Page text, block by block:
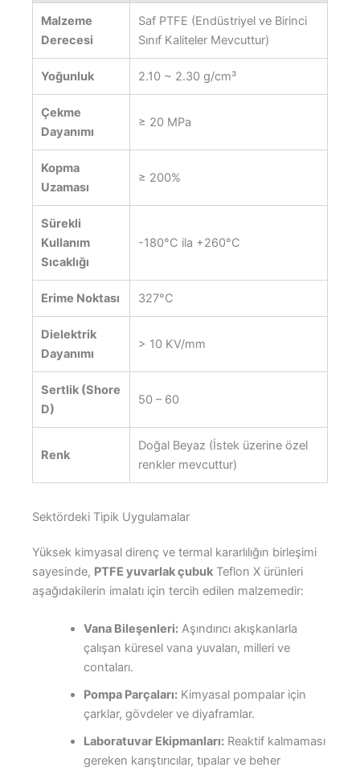
Malzeme
Derecesi
Saf PTFE (Endüstriyel ve Birinci
Sınıf Kaliteler Mevcuttur)
Yoğunluk 2.10 ~ 2.30 g/cm³
Çekme
Dayanımı
≥ 20 MPa
Kopma
Uzaması
≥ 200%
Sürekli
Kullanım
Sıcaklığı
-180°C ila +260°C
Erime Noktası 327°C
Dielektrik
Dayanımı
> 10 KV/mm
Sertlik (Shore
D)
50 – 60
Renk
Doğal Beyaz (İstek üzerine özel
renkler mevcuttur)
Sektördeki Tipik Uygulamalar
Yüksek kimyasal direnç ve termal kararlılığın birleşimi
sayesinde, PTFE yuvarlak çubuk Teflon X ürünleri
aşağıdakilerin imalatı için tercih edilen malzemedir:
Vana Bileşenleri:Aşındırıcı akışkanlarla
çalışan küresel vana yuvaları, milleri ve
contaları.
Pompa Parçaları:Kimyasal pompalar için
çarklar, gövdeler ve diyaframlar.
Laboratuvar Ekipmanları:Reaktif kalmaması
gereken karıştırıcılar, tıpalar ve beher